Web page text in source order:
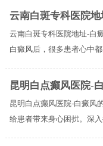
云南白斑专科医院
云南白斑专科医院地址-白
白癜风后，很多患者心中
昆明白点癫风医院-
昆明白点癫风医院-白癜风
给患者带来身心困扰。深入